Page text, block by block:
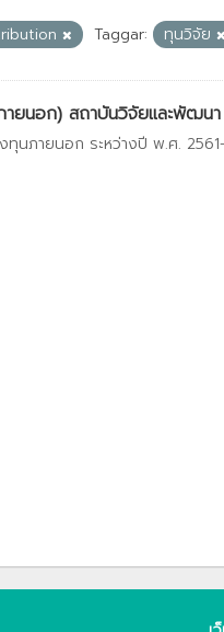
Taggar: ทุนวิจัย
ยนอก) สถาบันวิจัยและพัฒนา
ทุนภายนอก ระหว่างปี พ.ศ.